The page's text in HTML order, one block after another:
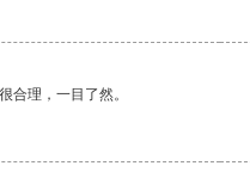
合理，一目了然。